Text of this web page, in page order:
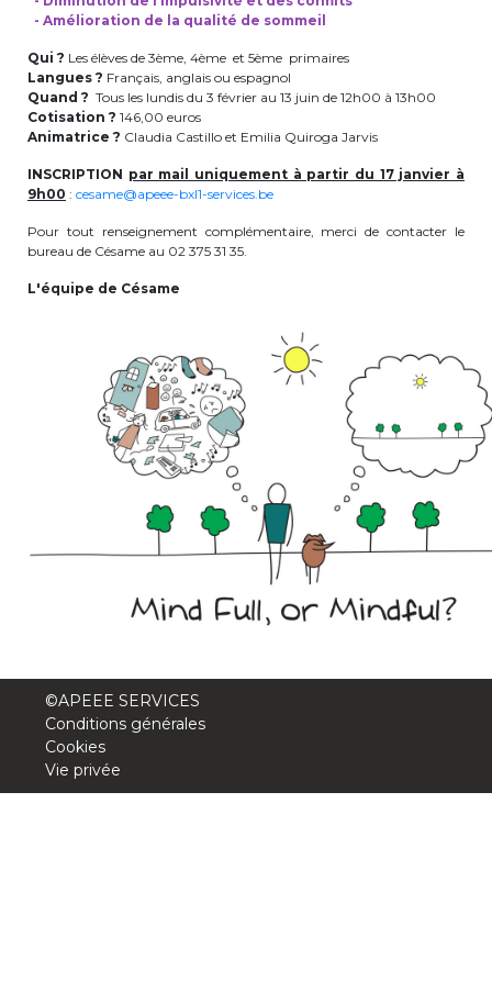
BE10 3100 9205 4504
Casiers
+32 (0)2 373 87 68
BE52 3101 4777 1809
+32 (0)2 375 94 84
coordination@apeee-bxl1-services.be
Garderie Berkendael
+32 (0)472 07 35 25
BE91 3631 6790 0976
Garderie Uccle
- Amélioration de la qualité de sommeil
Qui ? Les élèves de 3ème, 4ème et 5ème primaires
Langues ? Français, anglais ou espagnol
Quand ? Tous les lundis du 3 février au 13 juin de 12h00 à 13h00
Cotisation ? 146,00 euros
Animatrice ? Claudia Castillo et Emilia Quiroga Jarvis
INSCRIPTION par mail uniquement à partir du 17 janvier à
9h00 : cesame@apeee-bxl1-services.be
Pour tout renseignement complémentaire, merci de contacter le
bureau de Césame au 02 375 31 35.
L'équipe de Césame
©APEEE SERVICES
Conditions générales
Cookies
Vie privée